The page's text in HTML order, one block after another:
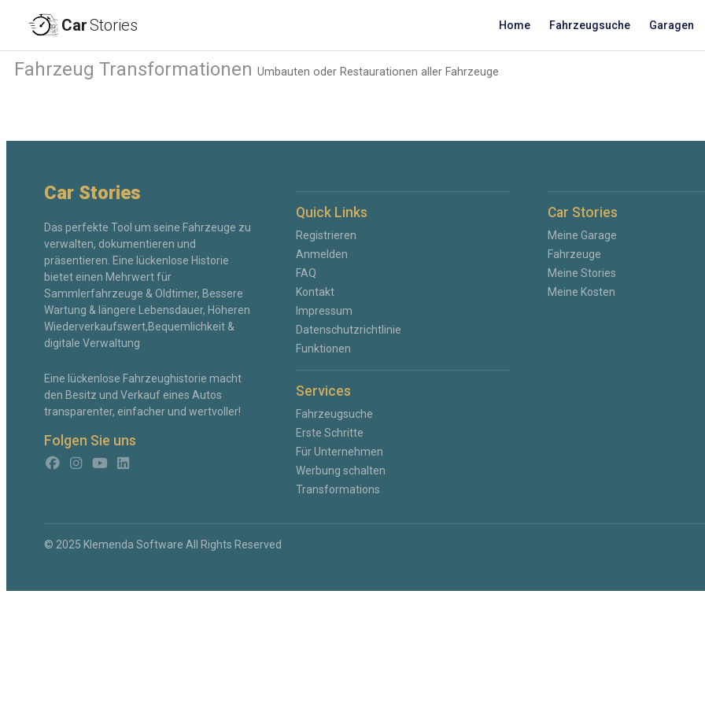
CarStories Home Fahrzeugsuche Garagen
Fahrzeug Transformationen Umbauten oder Restaurationen aller Fahrzeuge
Car Stories
Das perfekte Tool um seine Fahrzeuge zu
verwalten, dokumentieren und
präsentieren. Eine lückenlose Historie
bietet einen Mehrwert für
Sammlerfahrzeuge & Oldtimer, Bessere
Wartung & längere Lebensdauer, Höheren
Wiederverkaufswert,Bequemlichkeit &
digitale Verwaltung
Eine lückenlose Fahrzeughistorie macht
den Besitz und Verkauf eines Autos
transparenter, einfacher und wertvoller!
Folgen Sie uns
Quick Links
Registrieren
Anmelden
FAQ
Kontakt
Impressum
Datenschutzrichtlinie
Funktionen
Services
Fahrzeugsuche
Erste Schritte
Für Unternehmen
Werbung schalten
Transformations
Car Stories
Meine Garage
Fahrzeuge
Meine Stories
Meine Kosten
© 2025 Klemenda Software All Rights Reserved